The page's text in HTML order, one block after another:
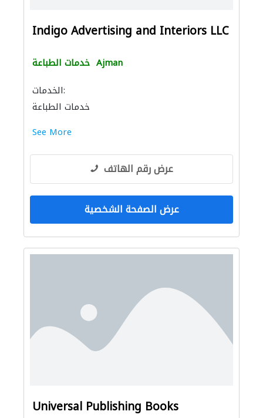
Indigo Advertising and Interiors LLC
خدمات الطباعة Ajman
الخدمات:
خدمات الطباعة
See More
عرض رقم الهاتف
عرض الصفحة الشخصية
Universal Publishing Books